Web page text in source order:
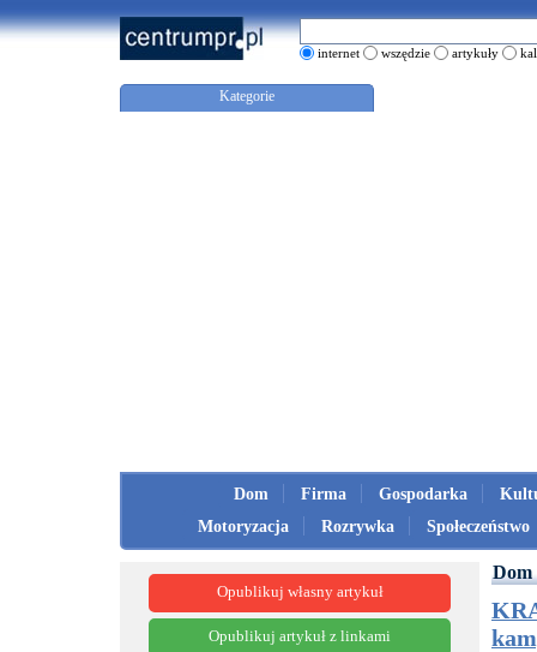
internet wszędzie artykuły
Kategorie
Dom Firma Gospodarka
Motoryzacja
Rozrywka Społeczeństwo
Dom
Opublikuj własny artykuł
Opublikuj artykuł z linkami